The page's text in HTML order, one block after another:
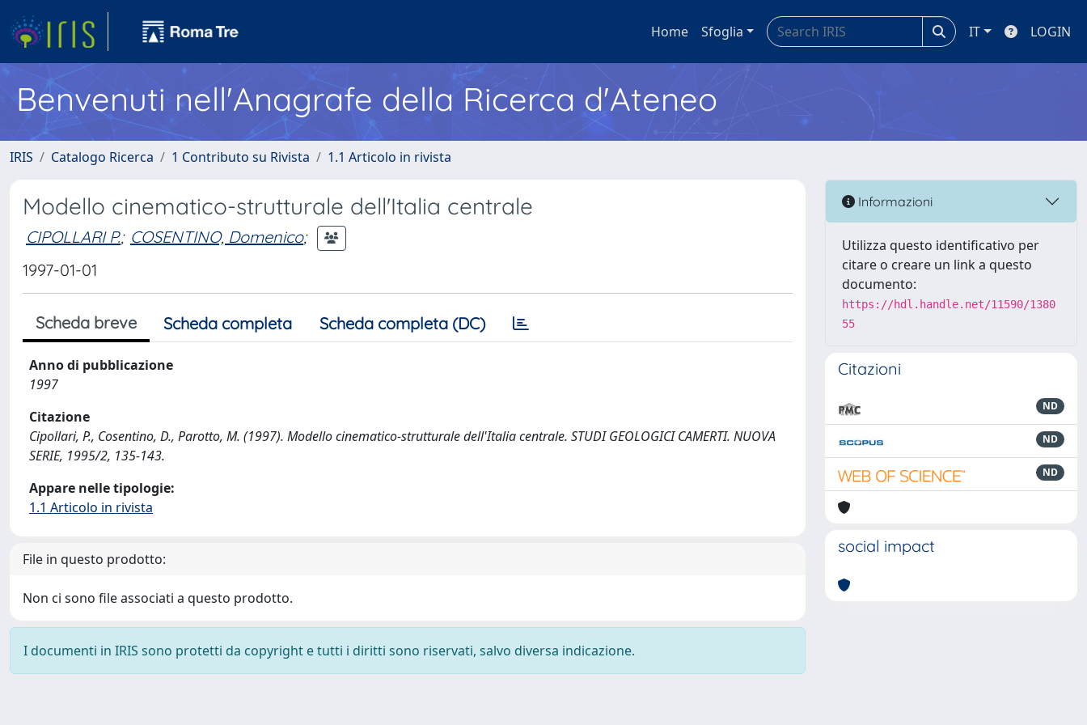
Home Sfoglia IT LOGIN
Benvenuti nell'Anagrafe della Ricerca d'Ateneo
IRIS Catalogo Ricerca 1 Contributo su Rivista 1.1 Articolo in rivista
Modello cinematico-strutturale dell'Italia centrale
CIPOLLARI P.; COSENTINO, Domenico;
1997-01-01
Scheda breve Scheda completa Scheda completa (DC)
Anno di pubblicazione
1997
Citazione
Cipollari, P., Cosentino, D., Parotto, M. (1997). Modello cinematico-strutturale dell'Italia centrale. STUDI GEOLOGICI CAMERTI. NUOVA
SERIE, 1995/2, 135-143.
Appare nelle tipologie:
1.1 Articolo in rivista
File in questo prodotto:
Non ci sono file associati a questo prodotto.
I documenti in IRIS sono protetti da copyright e tutti i diritti sono riservati, salvo diversa indicazione.
Informazioni
Utilizza questo identificativo per
citare o creare un link a questo
documento:
https://hdl.handle.net/11590/1380
55
Citazioni
ND
ND
ND
social impact